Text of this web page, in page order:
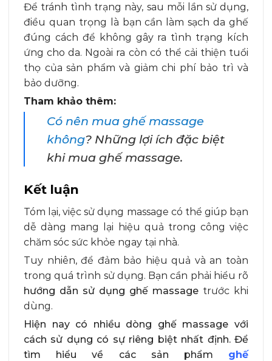
Để tránh tình trạng này, sau mỗi lần sử dụng,
điều quan trọng là bạn cần làm sạch da ghế
đúng cách để không gây ra tình trạng kích
ứng cho da. Ngoài ra còn có thể cải thiện tuổi
thọ của sản phẩm và giảm chi phí bảo trì và
bảo dưỡng.
Tham khảo thêm:
Có nên mua ghế massage
không? Những lợi ích đặc biệt
khi mua ghế massage.
Kết luận
Tóm lại, việc sử dụng massage có thể giúp bạn
dễ dàng mang lại hiệu quả trong công việc
chăm sóc sức khỏe ngay tại nhà.
Tuy nhiên, để đảm bảo hiệu quả và an toàn
trong quá trình sử dụng. Bạn cần phải hiểu rõ
hướng dẫn sử dụng ghế massage trước khi
dùng.
Hiện nay có nhiều dòng ghế massage với
cách sử dụng có sự riêng biệt nhất định. Để
tìm hiểu về các sản phẩm ghế